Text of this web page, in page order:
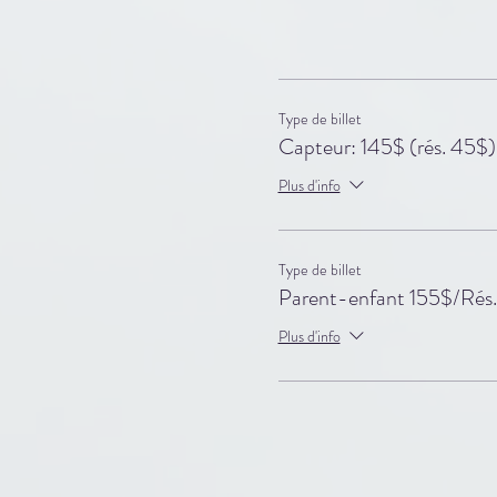
S'il vous plait, veulliez
Type de billet
Capteur: 145$ (rés. 45$)
Plus d'info
Type de billet
Parent-enfant 155$/
Plus d'info